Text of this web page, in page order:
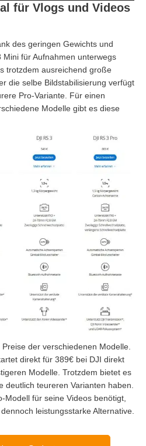
für Vlogs und Videos
des geringen Gewichts und
für Aufnahmen unterwegs
trotzdem ausreichend große
die selbe Bildstabilisierung verfügt
Pro-Variante. Für einen
Modelle gibt es diese
der verschiedenen Modelle.
direkt für 389€ bei DJI direkt
Modelle. Trotzdem bietet es
deutlich teureren Varianten haben.
Modell für seine Videos benötigt,
leistungsstarke Alternative.